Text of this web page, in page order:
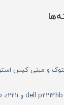
و مینی کیس